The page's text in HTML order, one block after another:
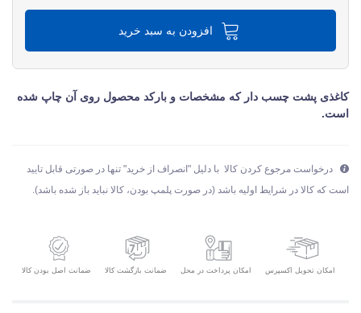
افزودن به سبد خرید
کاغذی پشت چسب دار که مشخصات و بارکد محصول روی آن چاپ شده
است.
درخواست مرجوع کردن کالا با دلیل "انصراف از خرید" تنها در صورتی قابل تایید
است که کالا در شرایط اولیه باشد (در صورت پلمپ بودن، کالا نباید باز شده باشد).
امکان تحویل اکسپرس امکان پرداخت در محل ضمانت بازگشت کالا ضمانت اصل بودن کالا